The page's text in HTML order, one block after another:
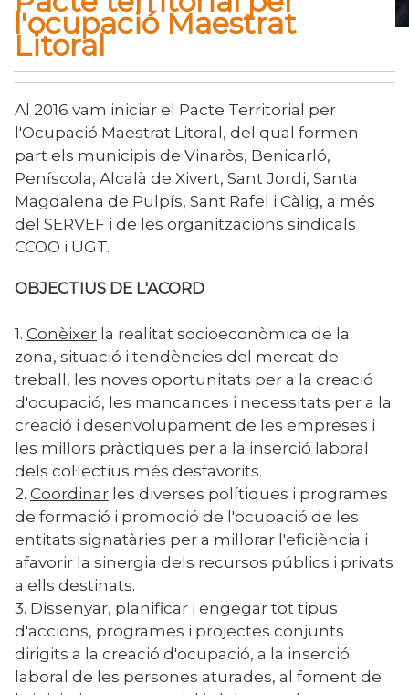
l'ocupació Maestrat
Litoral
Fil
Inici Pacte territorial per l'ocupació Maestrat Litoral
Al 2016 vam iniciar el Pacte Territorial per
l'Ocupació Maestrat Litoral, del qual formen
part els municipis de Vinaròs, Benicarló,
Peníscola, Alcalà de Xivert, Sant Jordi, Santa
Magdalena de Pulpís, Sant Rafel i Càlig, a més
del SERVEF i de les organitzacions sindicals
CCOO i UGT.
OBJECTIUS DE L'ACORD
1. Conèixer la realitat socioeconòmica de la
zona, situació i tendències del mercat de
treball, les noves oportunitats per a la creació
d'ocupació, les mancances i necessitats per a la
creació i desenvolupament de les empreses i
les millors pràctiques per a la inserció laboral
dels col·lectius més desfavorits.
2. Coordinar les diverses polítiques i programes
de formació i promoció de l'ocupació de les
entitats signatàries per a millorar l'eficiència i
afavorir la sinergia dels recursos públics i privats
a ells destinats.
3. Dissenyar, planificar i engegartot tipus
d'accions, programes i projectes conjunts
dirigits a la creació d'ocupació, a la inserció
laboral de les persones aturades, al foment de